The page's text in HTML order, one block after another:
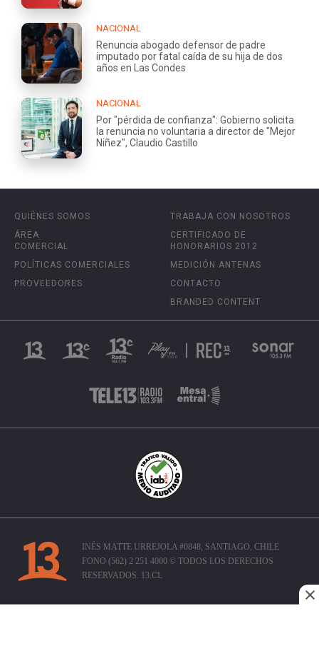
NACIONAL
Renuncia abogado defensor de padre
imputado por fatal caída de su hija de dos
años en Las Condes
NACIONAL
Por "pérdida de confianza": Gobierno solicita
la renuncia no voluntaria a director de "Mejor
Niñez", Claudio Castillo
QUIÉNES SOMOS
ÁREA
COMERCIAL
POLÍTICAS COMERCIALES
PROVEEDORES
TRABAJA CON NOSOTROS
CERTIFICADO DE
HONORARIOS 2012
MEDICIÓN ANTENAS
CONTACTO
BRANDED CONTENT
INÉS MATTE URREJOLA #0848, SANTIAGO, CHILE
FONO (562) 2 251 4000 © TODOS LOS DERECHOS
RESERVADOS. 13.CL